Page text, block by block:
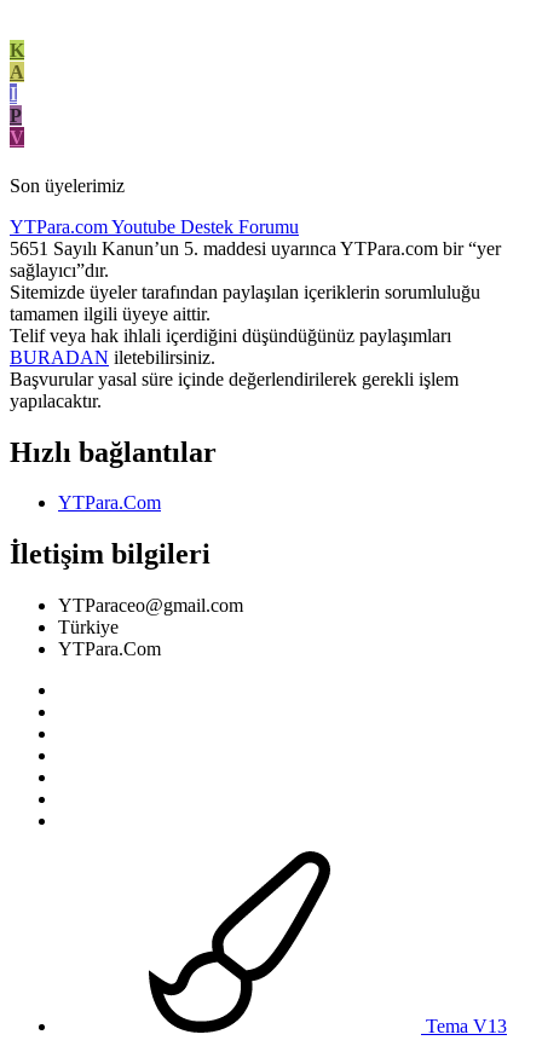
K
A
I
P
V
Son üyelerimiz
YTPara.comYoutube Destek Forumu
5651 Sayılı Kanun’un 5. maddesi uyarınca YTPara.com bir “yer
sağlayıcı”dır.
Sitemizde üyeler tarafından paylaşılan içeriklerin sorumluluğu
tamamen ilgili üyeye aittir.
Telif veya hak ihlali içerdiğini düşündüğünüz paylaşımları
BURADAN iletebilirsiniz.
Başvurular yasal süre içinde değerlendirilerek gerekli işlem
yapılacaktır.
Hızlı bağlantılar
YTPara.Com
İletişim bilgileri
YTParaceo@gmail.com
Türkiye
YTPara.Com
Tema V13